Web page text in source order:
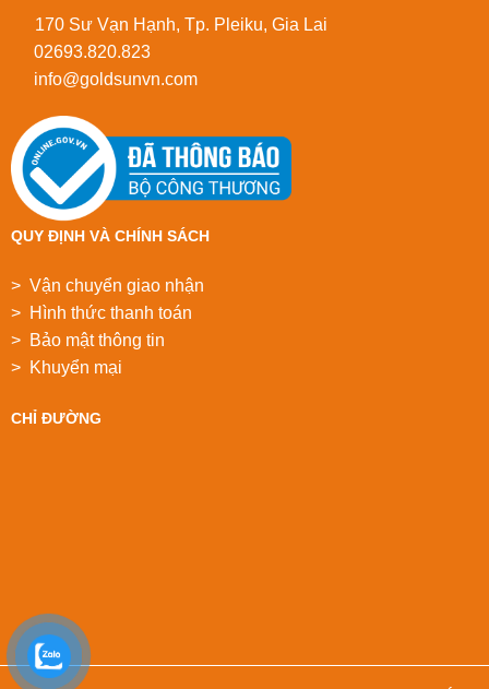
170 Sư Vạn Hạnh, Tp. Pleiku, Gia Lai
02693.820.823
info@goldsunvn.com
QUY ĐỊNH VÀ CHÍNH SÁCH
> Vận chuyển giao nhận
> Hình thức thanh toán
> Bảo mật thông tin
> Khuyển mại
CHỈ ĐƯỜNG